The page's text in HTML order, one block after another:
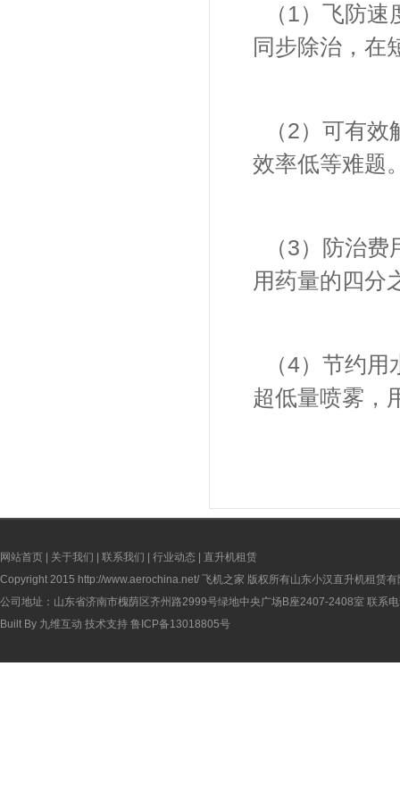
（ 1）飞防速
同步除治，在
（2）可有效
效率低等难题
（3）防治费
用药量的四分
（4）节约用
超低量喷雾，
网站首页 关于我们 联系我们 行业动态
直升机租赁
Copyright 2015 http://www.aerochina.net/ 飞机之家 版权所有山东小汉直升机租赁有
公司地址：山东省济南市槐荫区齐州路2999号绿地中央广场B座2407-2408室 联系
Built By 九维互动 技术支持 鲁ICP备13018805号